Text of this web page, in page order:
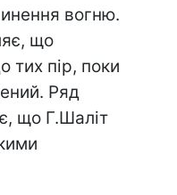
вогню.
що
пір, поки
Ряд
що Г.Шаліт